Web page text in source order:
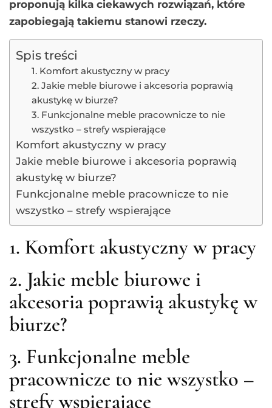
proponują kilka ciekawych rozwiązań, które
zapobiegają takiemu stanowi rzeczy.
Spis treści
1. Komfort akustyczny w pracy
2. Jakie meble biurowe i akcesoria poprawią
akustykę w biurze?
3. Funkcjonalne meble pracownicze to nie
wszystko – strefy wspierające
Komfort akustyczny w pracy
Jakie meble biurowe i akcesoria poprawią
akustykę w biurze?
Funkcjonalne meble pracownicze to nie
wszystko – strefy wspierające
1. Komfort akustyczny w pracy
2. Jakie meble biurowe i
akcesoria poprawią akustykę w
biurze?
3. Funkcjonalne meble
pracownicze to nie wszystko –
strefy wspierające